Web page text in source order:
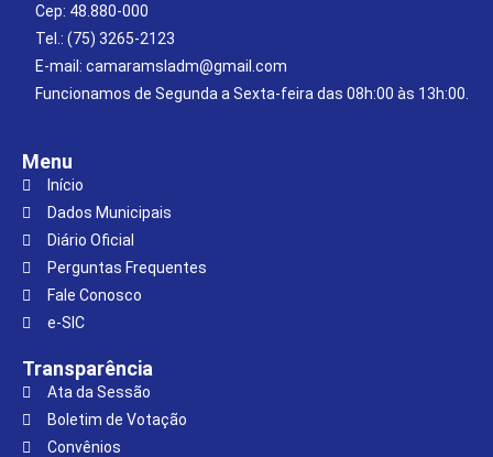
Cep: 48.880-000
Tel.: (75) 3265-2123
E-mail: camaramsladm@gmail.com
Funcionamos de Segunda a Sexta-feira das 08h:00 às 13h:00.
Menu
Início
Dados Municipais
Diário Oficial
Perguntas Frequentes
Fale Conosco
e-SIC
Transparência
Ata da Sessão
Boletim de Votação
Convênios